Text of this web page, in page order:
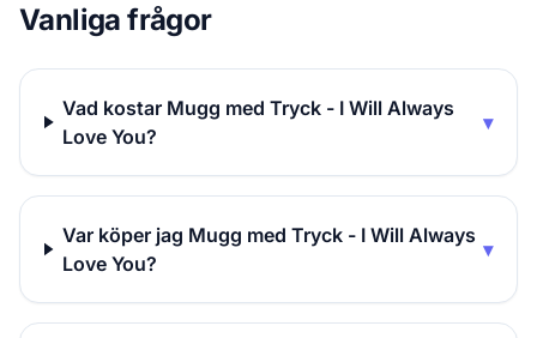
Vanliga frågor
Vad kostar Mugg med Tryck - I Will Always
Love You?
▾
Var köper jag Mugg med Tryck - I Will Always
Love You?
▾